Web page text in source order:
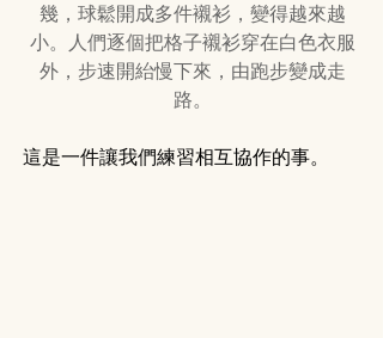
幾，球鬆開成多件襯衫，變得越來越
小。人們逐個把格子襯衫穿在白色衣服
外，步速開紿慢下來，由跑步變成走
路。
這是一件讓我們練習相互協作的事。